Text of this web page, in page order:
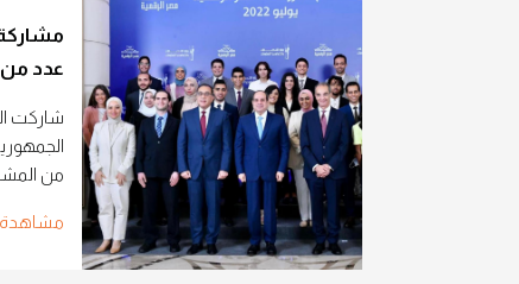
مشاركة
عدد من
شاركت
من
مشاهدة